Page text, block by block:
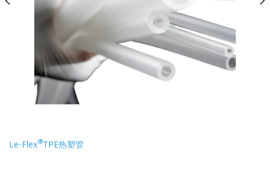
Le-Flex®TPE热塑管